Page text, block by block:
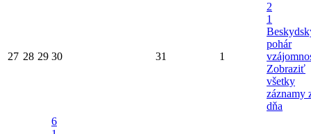
27 28 29 30 31 1
2
1
pohár
Zobraziť
všetky
záznamy
dňa
6